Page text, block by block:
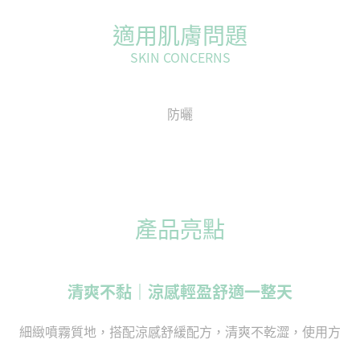
適用肌膚問題
SKIN CONCERNS
防曬
產品亮點
清爽不黏｜涼感輕盈舒適一整天
細緻噴霧質地，搭配涼感舒緩配方，清爽不乾澀，使用方